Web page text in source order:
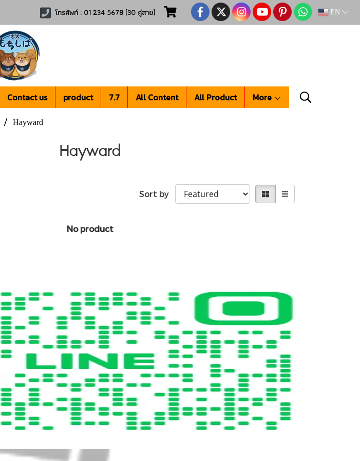
โทรศัพท์ : 01 234 5678 (30 คู่สาย) EN
Contact us product 7.7 All Content All Product More
Hayward
Hayward
Sort by
No product